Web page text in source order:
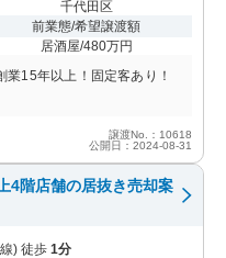
千代田区
前業態/希望譲渡額
居酒屋/480万円
業15年以上！固定客あり！
譲渡No.：10618
公開日：2024-08-31
4階店舗の居抜き売却案
) 徒歩 1分